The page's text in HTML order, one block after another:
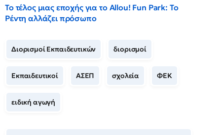
Το τέλος μιας εποχής για το Allou! Fun Park: Το
Ρέντη αλλάζει πρόσωπο
Διορισμοί Εκπαιδευτικών διορισμοί
Εκπαιδευτικοί ΑΣΕΠ σχολεία ΦΕΚ
ειδική αγωγή